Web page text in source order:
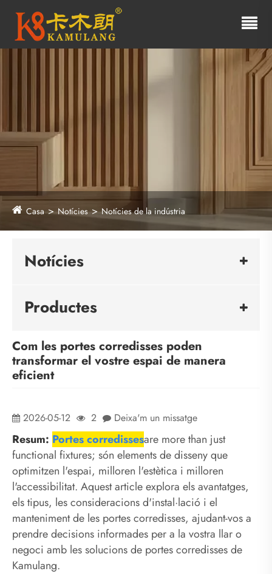
Casa Notícies Notícies de la indústria
Notícies
Productes
Com les portes corredisses poden
transformar el vostre espai de manera
eficient
2026-05-12 2 Deixa'm un missatge
Resum: Portes corredissesare more than just
functional fixtures; són elements de disseny que
optimitzen l'espai, milloren l'estètica i milloren
l'accessibilitat. Aquest article explora els avantatges,
els tipus, les consideracions d'instal·lació i el
manteniment de les portes corredisses, ajudant-vos a
prendre decisions informades per a la vostra llar o
negoci amb les solucions de portes corredisses de
Kamulang.